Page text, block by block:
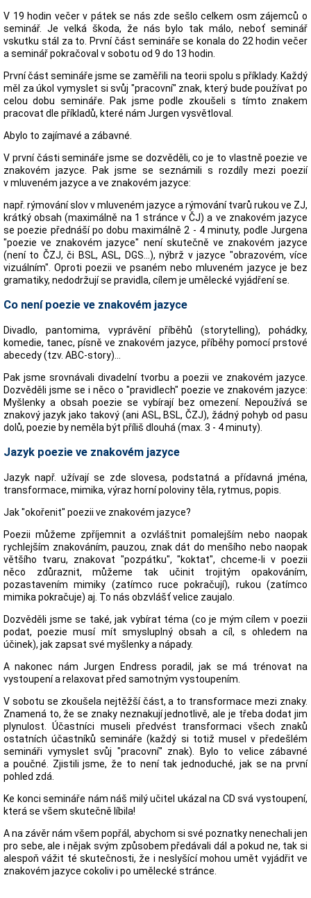
V 19 hodin večer v pátek se nás zde sešlo celkem osm zájemců o
seminář. Je velká škoda, že nás bylo tak málo, neboť seminář
vskutku stál za to. První část semináře se konala do 22 hodin večer
a seminář pokračoval v sobotu od 9 do 13 hodin.
První část semináře jsme se zaměřili na teorii spolu s příklady. Každý
měl za úkol vymyslet si svůj "pracovní" znak, který bude používat po
celou dobu semináře. Pak jsme podle zkoušeli s tímto znakem
pracovat dle příkladů, které nám Jurgen vysvětloval.
Abylo to zajímavé a zábavné.
V první části semináře jsme se dozvěděli, co je to vlastně poezie ve
znakovém jazyce. Pak jsme se seznámili s rozdíly mezi poezií
v mluveném jazyce a ve znakovém jazyce:
např. rýmování slov v mluveném jazyce a rýmování tvarů rukou ve ZJ,
krátký obsah (maximálně na 1 stránce v ČJ) a ve znakovém jazyce
se poezie přednáší po dobu maximálně 2 - 4 minuty, podle Jurgena
"poezie ve znakovém jazyce" není skutečně ve znakovém jazyce
(není to ČZJ, či BSL, ASL, DGS...), nýbrž v jazyce "obrazovém, více
vizuálním". Oproti poezii ve psaném nebo mluveném jazyce je bez
gramatiky, nedodržují se pravidla, cílem je umělecké vyjádření se.
Co není poezie ve znakovém jazyce
Divadlo, pantomima, vyprávění příběhů (storytelling), pohádky,
komedie, tanec, písně ve znakovém jazyce, příběhy pomocí prstové
abecedy (tzv. ABC-story)...
Pak jsme srovnávali divadelní tvorbu a poezii ve znakovém jazyce.
Dozvěděli jsme se i něco o "pravidlech" poezie ve znakovém jazyce:
Myšlenky a obsah poezie se vybírají bez omezení. Nepoužívá se
znakový jazyk jako takový (ani ASL, BSL, ČZJ), žádný pohyb od pasu
dolů, poezie by neměla být příliš dlouhá (max. 3 - 4 minuty).
Jazyk poezie ve znakovém jazyce
Jazyk např. užívají se zde slovesa, podstatná a přídavná jména,
transformace, mimika, výraz horní poloviny těla, rytmus, popis.
Jak "okořenit" poezii ve znakovém jazyce?
Poezii můžeme zpříjemnit a ozvláštnit pomalejším nebo naopak
rychlejším znakováním, pauzou, znak dát do menšího nebo naopak
většího tvaru, znakovat "pozpátku", "koktat", chceme-li v poezii
něco zdůraznit, můžeme tak učinit trojitým opakováním,
pozastavením mimiky (zatímco ruce pokračují), rukou (zatímco
mimika pokračuje) aj. To nás obzvlášť velice zaujalo.
Dozvěděli jsme se také, jak vybírat téma (co je mým cílem v poezii
podat, poezie musí mít smysluplný obsah a cíl, s ohledem na
účinek), jak zapsat své myšlenky a nápady.
A nakonec nám Jurgen Endress poradil, jak se má trénovat na
vystoupení a relaxovat před samotným vystoupením.
V sobotu se zkoušela nejtěžší část, a to transformace mezi znaky.
Znamená to, že se znaky neznakují jednotlivě, ale je třeba dodat jim
plynulost. Účastníci museli předvést transformaci všech znaků
ostatních účastníků semináře (každý si totiž musel v předešlém
semináři vymyslet svůj "pracovní" znak). Bylo to velice zábavné
a poučné. Zjistili jsme, že to není tak jednoduché, jak se na první
pohled zdá.
Ke konci semináře nám náš milý učitel ukázal na CD svá vystoupení,
která se všem skutečně líbila!
A na závěr nám všem popřál, abychom si své poznatky nenechali jen
pro sebe, ale i nějak svým způsobem předávali dál a pokud ne, tak si
alespoň vážit té skutečnosti, že i neslyšící mohou umět vyjádřit ve
znakovém jazyce cokoliv i po umělecké stránce.